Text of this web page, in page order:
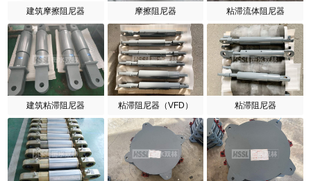
建筑摩擦阻尼器 摩擦阻尼器 粘滞流体阻尼器
建筑粘滞阻尼器 粘滞阻尼器（VFD） 粘滞阻尼器